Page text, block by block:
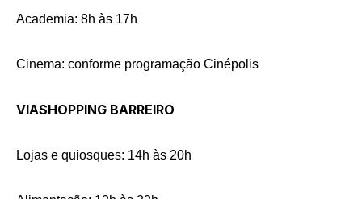
Academia: 8h às 17h
Cinema: conforme programação Cinépolis
VIASHOPPING BARREIRO
Lojas e quiosques: 14h às 20h